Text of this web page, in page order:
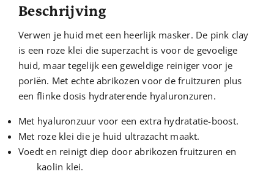
Beschrijving
Verwen je huid met een heerlijk masker. De pink clay
is een roze klei die superzacht is voor de gevoelige
huid, maar tegelijk een geweldige reiniger voor je
poriën. Met echte abrikozen voor de fruitzuren plus
een flinke dosis hydraterende hyaluronzuren.
Met hyaluronzuur voor een extra hydratatie-boost.
Met roze klei die je huid ultrazacht maakt.
Voedt en reinigt diep door abrikozen fruitzuren en
kaolin klei.